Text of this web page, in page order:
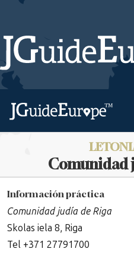
Comunidad
Información práctica
Comunidad judía de Riga
Skolas iela 8, Riga
Tel +371 27791700